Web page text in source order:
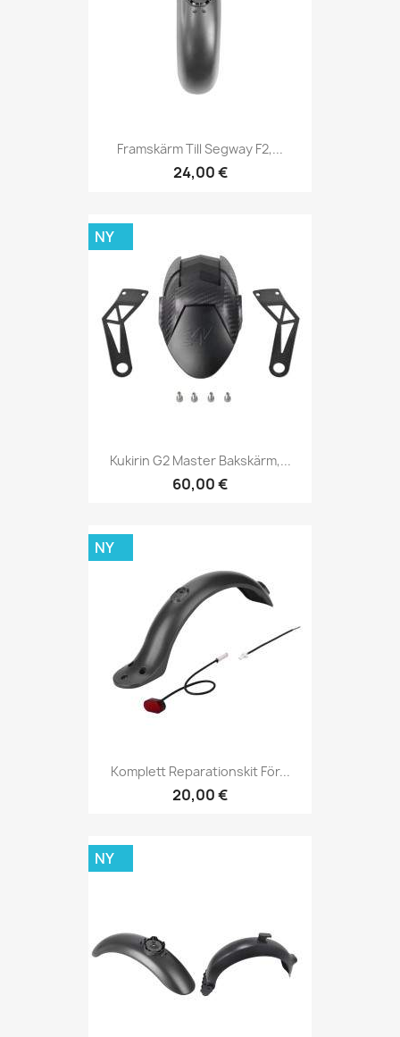
Framskärm Till Segway F2,...
24,00 €
Kukirin G2 Master Bakskärm,...
60,00 €
NY
Komplett Reparationskit För...
20,00 €
NY
NY